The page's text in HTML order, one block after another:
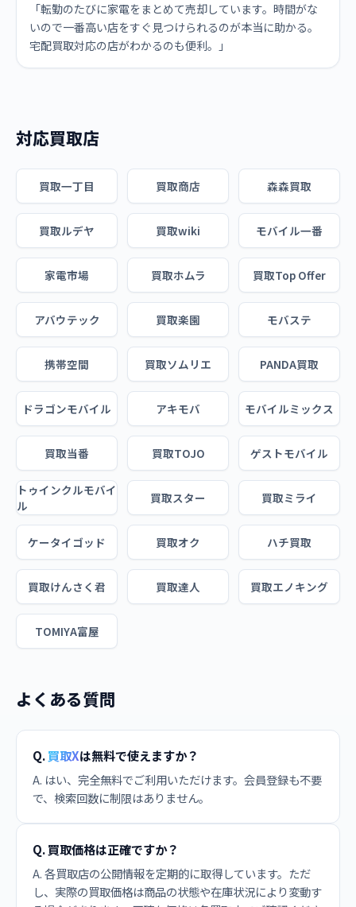
「転勤のたびに家電をまとめて売却しています。時間がな
いので一番高い店をすぐ見つけられるのが本当に助かる。
宅配買取対応の店がわかるのも便利。」
対応買取店
買取一丁目 買取商店 森森買取
買取ルデヤ 買取wiki モバイル一番
家電市場 買取ホムラ 買取Top Offer
アバウテック 買取楽園 モバステ
携帯空間 買取ソムリエ PANDA買取
ドラゴンモバイル アキモバ モバイルミックス
買取当番 買取TOJO ゲストモバイル
トゥインクルモバイ
ル
買取スター 買取ミライ
ケータイゴッド 買取オク ハチ買取
買取けんさく君 買取達人 買取エノキング
TOMIYA富屋
よくある質問
Q.買取Xは無料で使えますか？
A. はい、完全無料でご利用いただけます。会員登録も不要
で、検索回数に制限はありません。
Q. 買取価格は正確ですか？
A. 各買取店の公開情報を定期的に取得しています。ただ
し、実際の買取価格は商品の状態や在庫状況により変動す